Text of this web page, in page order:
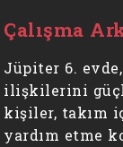
Çalışma
Jüpiter 6.
ilişkilerini
kişiler, takım
yardım etme